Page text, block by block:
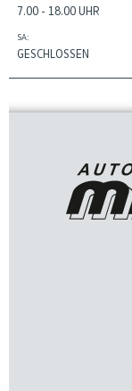
7.00 - 18.00 UHR
SA:
GESCHLOSSEN